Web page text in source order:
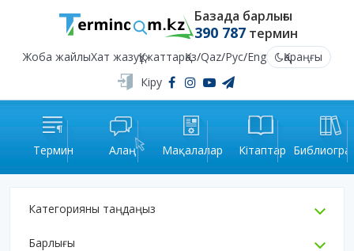
Базада барлығы
390 787термин
Жоба жайлыХат жазуҚұжаттарҚаз/Qaz/Рус/Eng
Қараңғы
Кіру
Термин Алаң Мақалалар Кітаптар
Категорияны таңдаңыз
Барлығы